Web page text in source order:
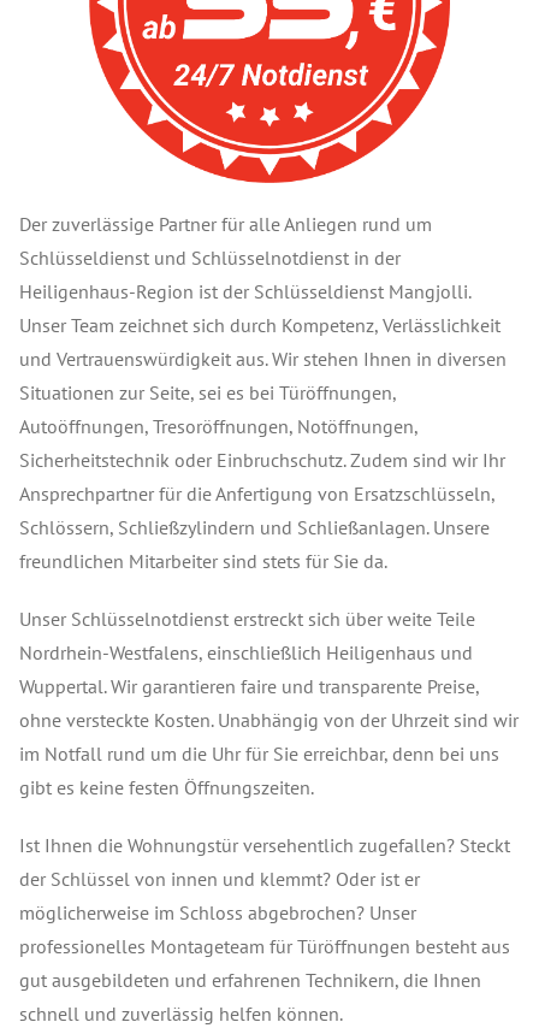
Der zuverlässige Partner für alle Anliegen rund um
Schlüsseldienst und Schlüsselnotdienst in der
Heiligenhaus-Region ist der Schlüsseldienst Mangjolli.
Unser Team zeichnet sich durch Kompetenz, Verlässlichkeit
und Vertrauenswürdigkeit aus. Wir stehen Ihnen in diversen
Situationen zur Seite, sei es bei Türöffnungen,
Autoöffnungen, Tresoröffnungen, Notöffnungen,
Sicherheitstechnik oder Einbruchschutz. Zudem sind wir Ihr
Ansprechpartner für die Anfertigung von Ersatzschlüsseln,
Schlössern, Schließzylindern und Schließanlagen. Unsere
freundlichen Mitarbeiter sind stets für Sie da.
Unser Schlüsselnotdienst erstreckt sich über weite Teile
Nordrhein-Westfalens, einschließlich Heiligenhaus und
Wuppertal. Wir garantieren faire und transparente Preise,
ohne versteckte Kosten. Unabhängig von der Uhrzeit sind wir
im Notfall rund um die Uhr für Sie erreichbar, denn bei uns
gibt es keine festen Öffnungszeiten.
Ist Ihnen die Wohnungstür versehentlich zugefallen? Steckt
der Schlüssel von innen und klemmt? Oder ist er
möglicherweise im Schloss abgebrochen? Unser
professionelles Montageteam für Türöffnungen besteht aus
gut ausgebildeten und erfahrenen Technikern, die Ihnen
schnell und zuverlässig helfen können.